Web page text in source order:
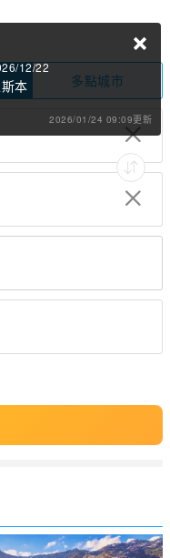
多點城市
12/22
本
2026/01/24 09:09更新